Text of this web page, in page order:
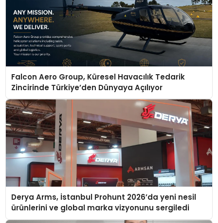
Falcon Aero Group, Küresel Havacılık Tedarik
Zincirinde Türkiye’den Dünyaya Açılıyor
Derya Arms, İstanbul Prohunt 2026’da yeni nesil
ürünlerini ve global marka vizyonunu sergiledi